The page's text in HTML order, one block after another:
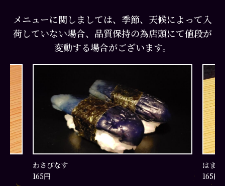
メニューに関しましては、季節、天候によって入
荷していない場合、品質保持の為店頭にて値段が
変動する場合がございます。
わさびなす
165円
はまち
165円